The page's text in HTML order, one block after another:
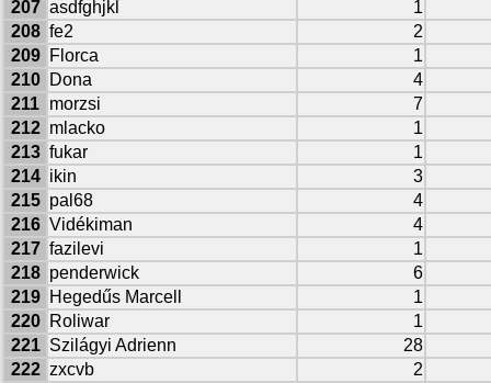
207 asdfghjkl
1
208 fe2
2
209
Florca
1
210
Dona
4
211 morzsi
7
212 mlacko
1
213 fukar
1
214 ikin
3
215 pal68
4
216 Vidékiman
4
217 fazilevi
1
218 penderwick
6
219
Hegedűs Marcell
1
220
Roliwar
1
221 Szilágyi Adrienn
28
222 zxcvb
2